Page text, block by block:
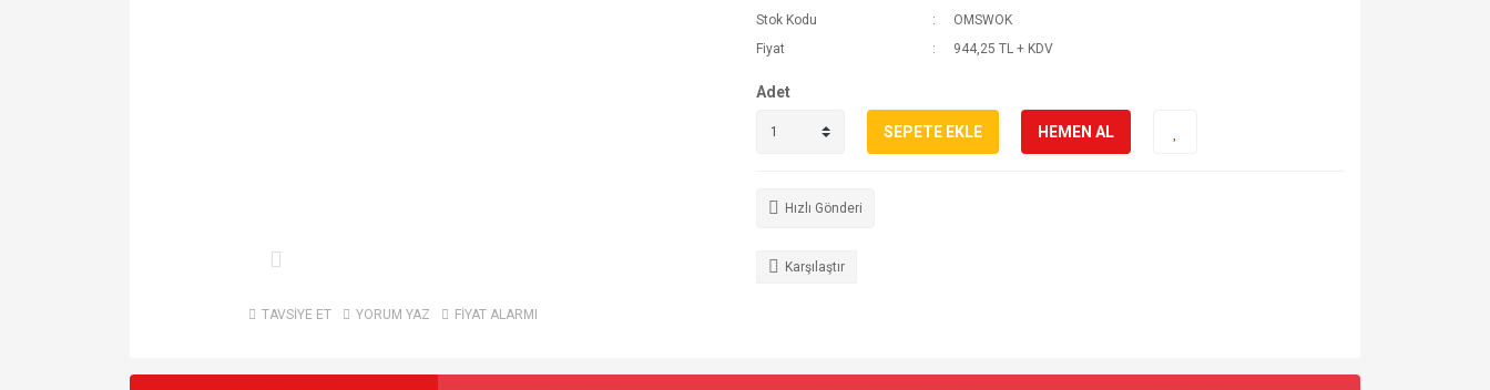
TAVSİYE ET YORUM YAZ FİYAT ALARMI
Stok Kodu
OMSWOK
Fiyat
944,25 TL + KDV
Adet
SEPETE EKLE HEMEN AL
Hızlı Gönderi
Karşılaştır